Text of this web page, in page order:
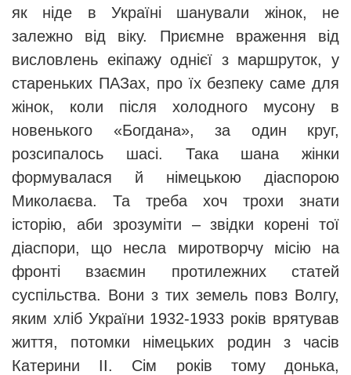
як ніде в Україні шанували жінок, не
залежно від віку. Приємне враження від
висловлень екіпажу однієї з маршруток, у
стареньких ПАЗах, про їх безпеку саме для
жінок, коли після холодного мусону в
новенького «Богдана», за один круг,
розсипалось шасі. Така шана жінки
формувалася й німецькою діаспорою
Миколаєва. Та треба хоч трохи знати
історію, аби зрозуміти – звідки корені тої
діаспори, що несла миротворчу місію на
фронті взаємин протилежних статей
суспільства. Вони з тих земель повз Волгу,
яким хліб України 1932-1933 років врятував
життя, потомки німецьких родин з часів
Катерини ІІ. Сім років тому донька,